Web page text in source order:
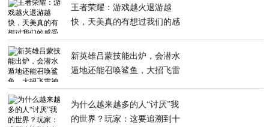
王者荣耀：游戏越火退游越
快，天美真的有想过我们的感
新英雄吕蒙技能出炉，会潜水
遁地还能召唤鲨鱼，大招飞雷
为什么越来越多的人“讨厌”我
的世界？玩家：这要追溯到十